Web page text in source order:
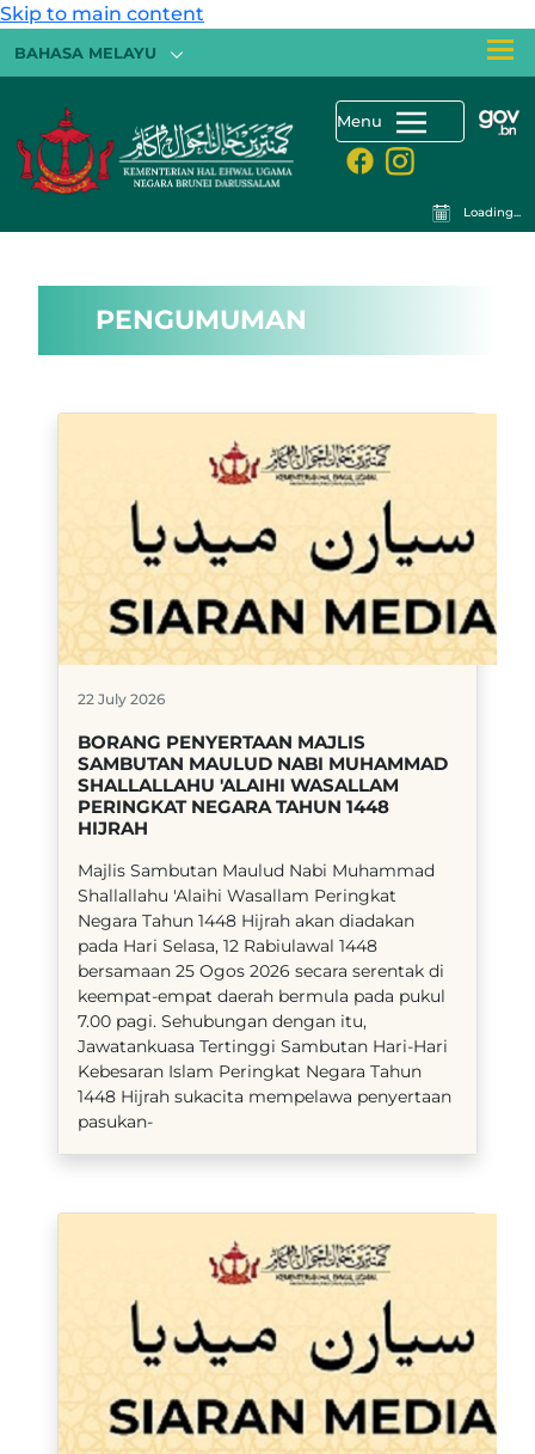
Skip to main content
BAHASA MELAYU
Menu
Loading...
PENGUMUMAN
22 July 2026
BORANG PENYERTAAN MAJLIS
SAMBUTAN MAULUD NABI MUHAMMAD
SHALLALLAHU 'ALAIHI WASALLAM
PERINGKAT NEGARA TAHUN 1448
HIJRAH
​Majlis Sambutan Maulud Nabi Muhammad
Shallallahu 'Alaihi Wasallam Peringkat
Negara Tahun 1448 Hijrah akan diadakan
pada Hari Selasa, 12 Rabiulawal 1448
bersamaan 25 Ogos 2026 secara serentak di
keempat-empat daerah bermula pada pukul
7.00 pagi. Sehubungan dengan itu,
Jawatankuasa Tertinggi Sambutan Hari-Hari
Kebesaran Islam Peringkat Negara Tahun
1448 Hijrah sukacita mempelawa penyertaan
pasukan-